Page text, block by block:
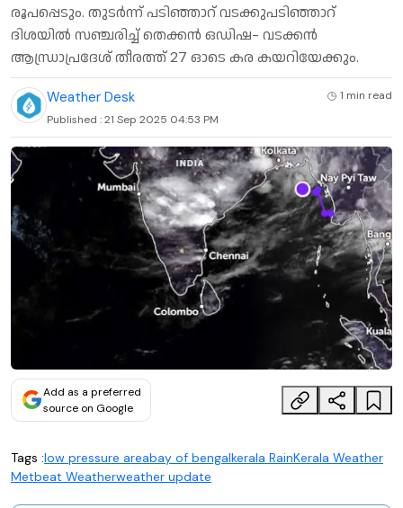
രൂപപ്പെടും. തുടര്‍ന്ന് പടിഞ്ഞാറ് വടക്കുപടിഞ്ഞാറ്
ദിശയില്‍ സഞ്ചരിച്ച് തെക്കന്‍ ഒഡിഷ- വടക്കന്‍
ആന്ധ്രാപ്രദേശ് തീരത്ത് 27 ഓടെ കര കയറിയേക്കും.
Weather Desk 1 min read
Published :21 Sep 2025 04:53 PM
Add as a preferred
source on Google
Tags :low pressure areabay of bengalkerala RainKerala Weather
Metbeat Weatherweather update